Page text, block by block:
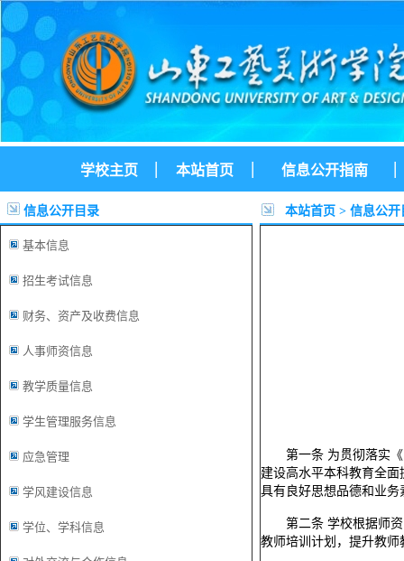
学校主页 | 本站首页 | 信息公开指南 |
信息公开目录
基本信息
招生考试信息
财务、资产及收费信息
人事师资信息
教学质量信息
学生管理服务信息
应急管理
学风建设信息
学位、学科信息
本站首页 > 信息公开
第一条 为贯彻落实
建设高水平本科教育全
具有良好思想品德和业
第二条 学校根据师
教师培训计划，提升教师